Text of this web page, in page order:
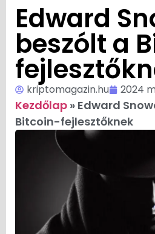
Edward
beszólt a
kriptomagazin.hu 2024
Kezdőlap » Edward
Bitcoin-fejlesztőknek